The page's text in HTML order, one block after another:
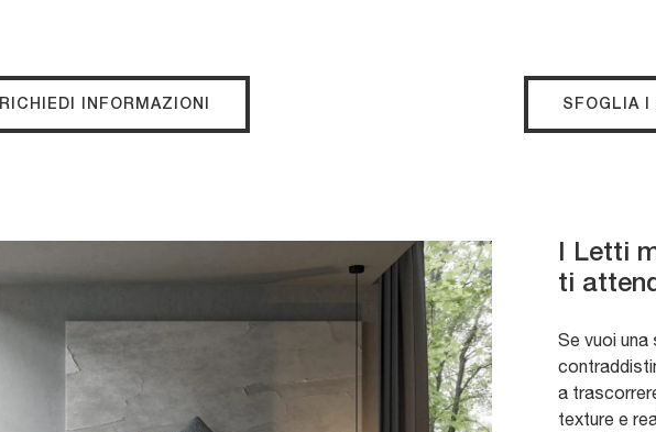
RICHIEDI INFORMAZIONI SFOGLIA I
I Letti
ti
Se vuoi
a
texture e